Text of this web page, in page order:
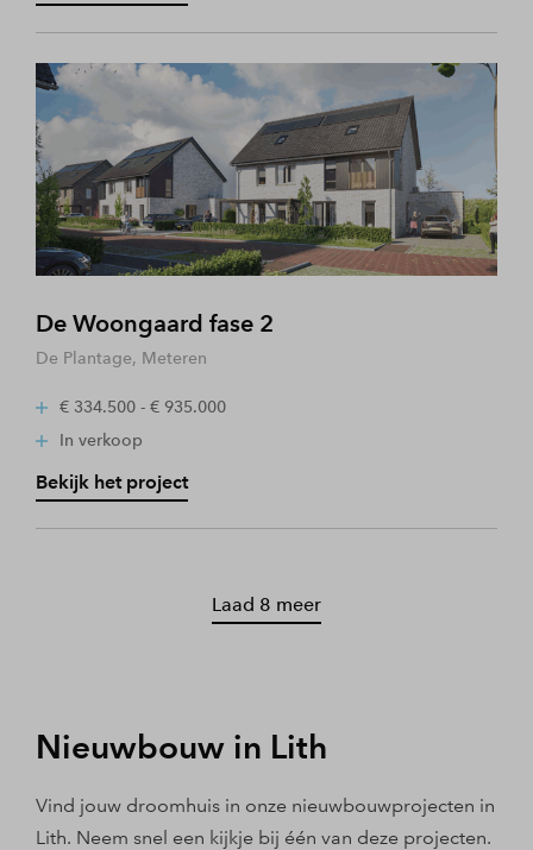
De Woongaard fase 2
De Plantage, Meteren
€ 334.500 - € 935.000
In verkoop
Bekijk het project
Laad 8 meer
Nieuwbouw in Lith
Vind jouw droomhuis in onze nieuwbouwprojecten in
Lith. Neem snel een kijkje bij één van deze projecten.